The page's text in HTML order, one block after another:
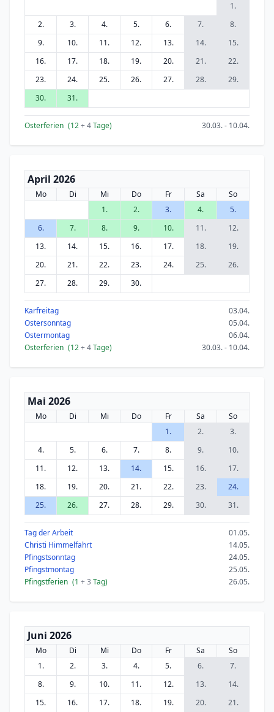
1.
2.
3. 4. 5. 6. 7.
8.
9.
10. 11. 12. 13. 14.
15.
16.
17. 18. 19. 20. 21.
22.
23.
24. 25. 26. 27. 28.
29.
30.
31.
Osterferien (12+ 4Tage) 30.03. - 10.04.
April 2026
Mo Di Mi Do Fr Sa
So
1.
2. 3. 4.
5.
6.
7. 8. 9. 10. 11.
12.
13.
14. 15. 16. 17. 18.
19.
20.
21. 22. 23. 24. 25.
26.
27.
28. 29. 30.
Karfreitag
03.04.
Ostersonntag
05.04.
Ostermontag
06.04.
Osterferien (12+ 4Tage) 30.03. - 10.04.
Mai 2026
Mo Di Mi Do Fr Sa
So
1.
2.
3.
4.
5. 6. 7. 8. 9.
10.
11.
12. 13. 14. 15. 16.
17.
18.
19. 20. 21. 22. 23.
24.
25.
26. 27. 28. 29. 30. 31.
Tag der Arbeit
01.05.
Christi Himmelfahrt
14.05.
Pfingstsonntag
24.05.
Pfingstmontag
25.05.
Pfingstferien (1 + 3 Tag) 26.05.
Juni 2026
Mo Di Mi Do Fr Sa
So
1.
2. 3. 4. 5. 6.
7.
8.
9. 10. 11. 12. 13.
14.
15.
16. 17. 18. 19. 20. 21.